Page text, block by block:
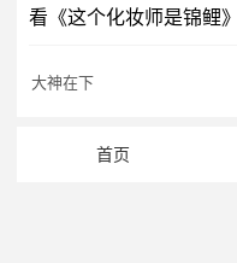
看《这个化妆师是锦鲤
大神在下
首页